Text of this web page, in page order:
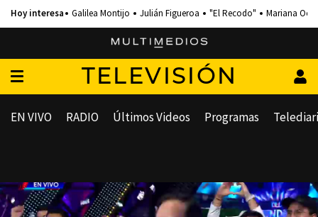
Galilea Montijo Julián Figueroa "El Recodo" Mariana
TELEVISIÓN
EN VIVO RADIO Últimos Videos Programas